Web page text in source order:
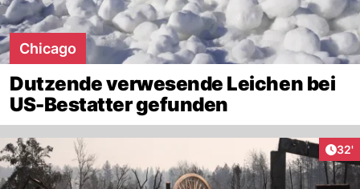
Chicago
Dutzende verwesende Leichen bei
US-Bestatter gefunden
32'